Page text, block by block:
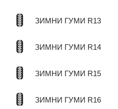
ЗИМНИ ГУМИ R13
ЗИМНИ ГУМИ R14
ЗИМНИ ГУМИ R15
ЗИМНИ ГУМИ R16